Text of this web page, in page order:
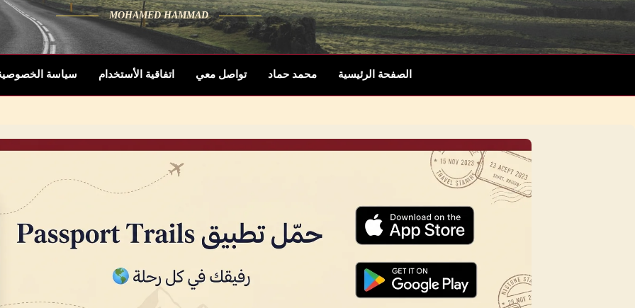
MOHAMED HAMMAD
الصفحة الرئيسية محمد حماد تواصل معي اتفاقية الأستخدام سياسة